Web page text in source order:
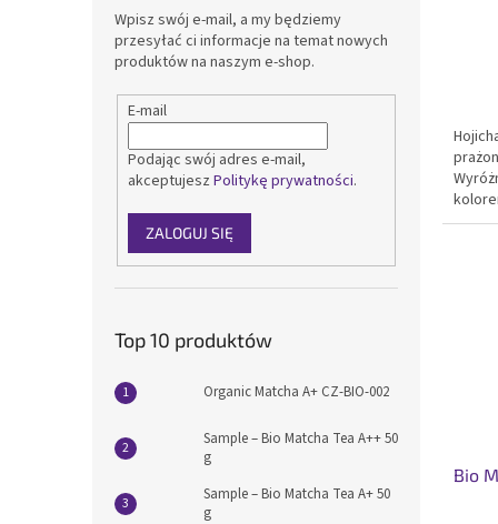
Wpisz swój e-mail, a my będziemy
przesyłać ci informacje na temat nowych
produktów na naszym e-shop.
E-mail
Podając swój adres e-mail,
akceptujesz Politykę prywatności.
ZALOGUJ SIĘ
Top 10 produktów
Organic Matcha A+ CZ-BIO-002
Sample – Bio Matcha Tea A++ 50
g
Sample – Bio Matcha Tea A+ 50
g
Bio